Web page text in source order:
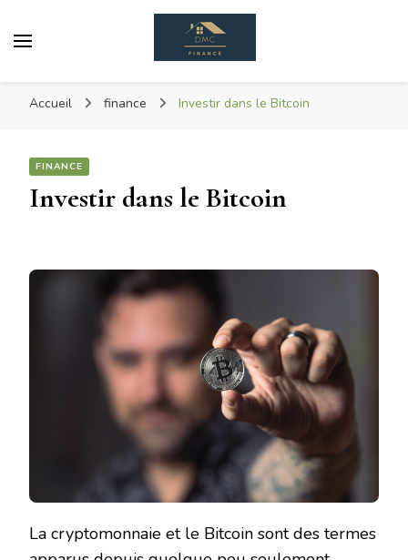
Accueil finance Investir dans le Bitcoin
FINANCE
Investir dans le Bitcoin
La cryptomonnaie et le Bitcoin sont des termes